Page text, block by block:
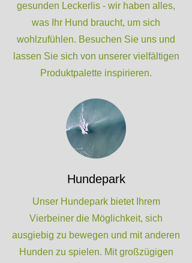
gesunden Leckerlis - wir haben alles,
was Ihr Hund braucht, um sich
wohlzufühlen. Besuchen Sie uns und
lassen Sie sich von unserer vielfältigen
Produktpalette inspirieren.
Hundepark
Unser Hundepark bietet Ihrem
Vierbeiner die Möglichkeit, sich
ausgiebig zu bewegen und mit anderen
Hunden zu spielen. Mit großzügigen